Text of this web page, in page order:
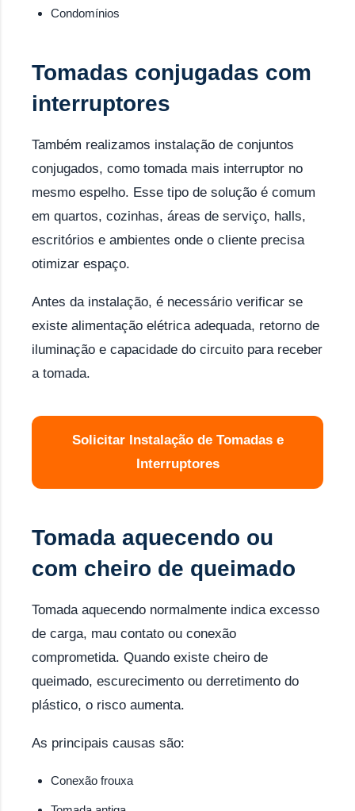
Condomínios
Tomadas conjugadas com
interruptores
Também realizamos instalação de conjuntos
conjugados, como tomada mais interruptor no
mesmo espelho. Esse tipo de solução é comum
em quartos, cozinhas, áreas de serviço, halls,
escritórios e ambientes onde o cliente precisa
otimizar espaço.
Antes da instalação, é necessário verificar se
existe alimentação elétrica adequada, retorno de
iluminação e capacidade do circuito para receber
a tomada.
Solicitar Instalação de Tomadas e
Interruptores
Tomada aquecendo ou
com cheiro de queimado
Tomada aquecendo normalmente indica excesso
de carga, mau contato ou conexão
comprometida. Quando existe cheiro de
queimado, escurecimento ou derretimento do
plástico, o risco aumenta.
As principais causas são:
Conexão frouxa